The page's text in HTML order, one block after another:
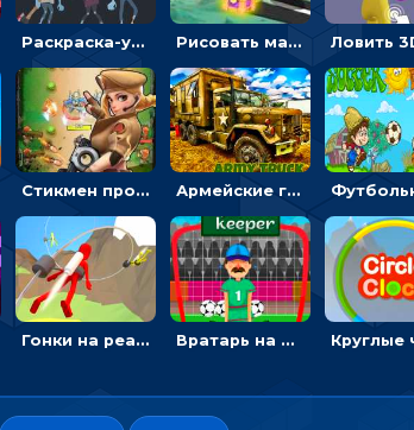
Раскраска-ужастик: разукрась зомби и скелетов Рисовать машину и выигрывать гонку - для мальчиков
Стикмен против Зомби: стрелять в зомби и развивать воина Армейские грузовики в пазлах: собери военную машину
Гонки на реактивном ранце: избегать преград, чтобы лететь к финишу Вратарь на футбольном поле: тапай, чтобы отбивать мячи в воротах ногами и руками - спортивные